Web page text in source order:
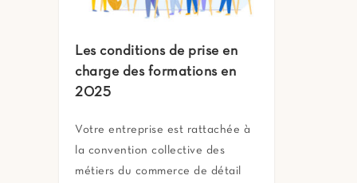
Les conditions de prise en
charge des formations en
2025
Votre entreprise est rattachée à
la convention collective des
métiers du commerce de détail